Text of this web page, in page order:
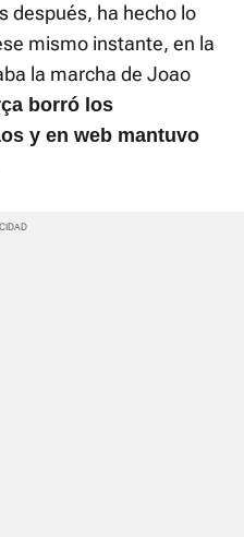
después, ha hecho lo
mismo instante, en la
la marcha de Joao
borró los
y en web mantuvo